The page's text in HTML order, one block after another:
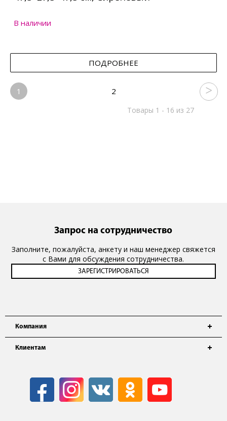
В наличии
ПОДРОБНЕЕ
1 2
Товары 1 - 16 из 27
Компания
Клиентам
Запрос на сотрудничество
Заполните, пожалуйста, анкету и наш менеджер свяжется
с Вами для обсуждения сотрудничества.